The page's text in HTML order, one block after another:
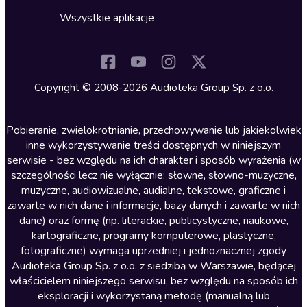
Kryminały
Lektury szkolne
Literatura anglojęzyczna
Literatura faktu
Literatura obyczajowa
Literatura piękna obca
Literatura piękna polska
Nagrania relaksacyjne
Nauka języków
Nauki humanistyczne
Wszystkie aplikacje
Copyright © 2008-2026 Audioteka Group Sp. z o.o.
Pobieranie, zwielokrotnianie, przechowywanie lub jakiekolwiek
inne wykorzystywanie treści dostępnych w niniejszym
serwisie - bez względu na ich charakter i sposób wyrażenia (w
szczególności lecz nie wyłącznie: słowne, słowno-muzyczne,
muzyczne, audiowizualne, audialne, tekstowe, graficzne i
zawarte w nich dane i informacje, bazy danych i zawarte w nich
dane) oraz formę (np. literackie, publicystyczne, naukowe,
kartograficzne, programy komputerowe, plastyczne,
fotograficzne) wymaga uprzedniej i jednoznacznej zgody
Audioteka Group Sp. z o.o. z siedzibą w Warszawie, będącej
właścicielem niniejszego serwisu, bez względu na sposób ich
eksploracji i wykorzystaną metodę (manualną lub